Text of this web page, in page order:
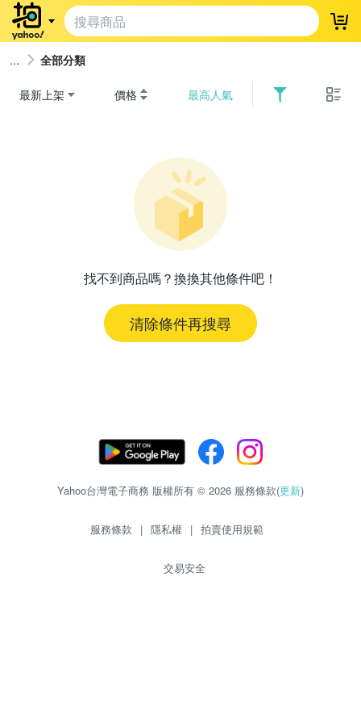
登
全部分類
最新上架 價格 最高人氣
找不到商品嗎？換換其他條件吧！
清除條件再搜尋
Yahoo台灣電子商務 版權所有 © 2026 服務條款(更新)
服務條款 | 隱私權 | 拍賣使用規範
交易安全